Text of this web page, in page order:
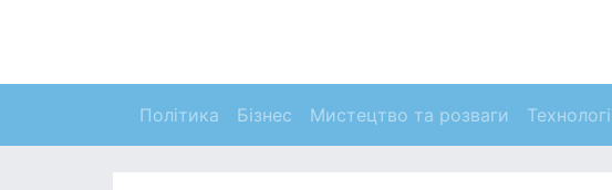
Політика Бізнес Мистецтво та розваги